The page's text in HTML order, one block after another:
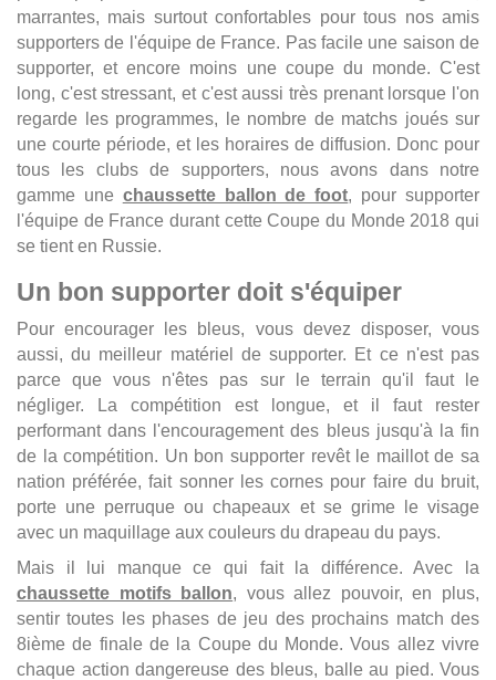
marrantes, mais surtout confortables pour tous nos amis
supporters de l'équipe de France. Pas facile une saison de
supporter, et encore moins une coupe du monde. C'est
long, c'est stressant, et c'est aussi très prenant lorsque l'on
regarde les programmes, le nombre de matchs joués sur
une courte période, et les horaires de diffusion. Donc pour
tous les clubs de supporters, nous avons dans notre
gamme une chaussette ballon de foot, pour supporter
l'équipe de France durant cette Coupe du Monde 2018 qui
se tient en Russie.
Un bon supporter doit s'équiper
Pour encourager les bleus, vous devez disposer, vous
aussi, du meilleur matériel de supporter. Et ce n'est pas
parce que vous n'êtes pas sur le terrain qu'il faut le
négliger. La compétition est longue, et il faut rester
performant dans l'encouragement des bleus jusqu'à la fin
de la compétition. Un bon supporter revêt le maillot de sa
nation préférée, fait sonner les cornes pour faire du bruit,
porte une perruque ou chapeaux et se grime le visage
avec un maquillage aux couleurs du drapeau du pays.
Mais il lui manque ce qui fait la différence. Avec la
chaussette motifs ballon, vous allez pouvoir, en plus,
sentir toutes les phases de jeu des prochains match des
8ième de finale de la Coupe du Monde. Vous allez vivre
chaque action dangereuse des bleus, balle au pied. Vous